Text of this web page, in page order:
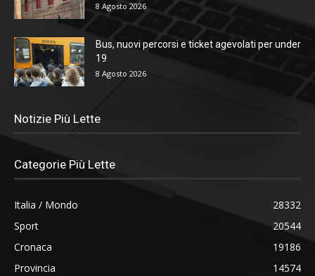
8 Agosto 2026
Bus, nuovi percorsi e ticket agevolati per under
19
8 Agosto 2026
Notizie Più Lette
Categorie Più Lette
Italia / Mondo
28332
Sport
20544
Cronaca
19186
Provincia
14574